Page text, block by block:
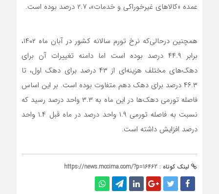
عمده «کالاهای غیرخوراکی و خدمات»، ۲.۷ درصد بوده است.
همچنین درحالی‌که نرخ تورم سالانه کشور در آبان ماه ۱۴۰۲،
برابر ۴۴.۹ درصد بوده است اما دامنه تغییرات آن برای
دهک‌های مختلف هزینه‌ای از ۴۳ درصد برای دهک اول، تا
۴۶.۳ درصد برای دهک دهم متفاوت بوده است. بر این اساس
فاصله تورمی دهک‌ها در این ماه به ۳.۳ واحد درصد رسید که
نسبت به فاصله تورمی ۱.۹ واحد درصد در ماه قبل ۱.۴ واحد
درصد افزایش داشته است.
لینک کوتاه : https://news.mccima.com/?p=16462